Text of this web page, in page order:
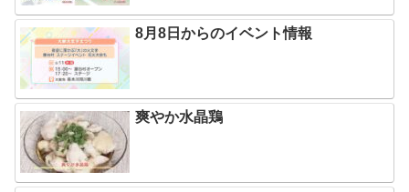
8月8日からのイベント情報
爽やか水晶鶏